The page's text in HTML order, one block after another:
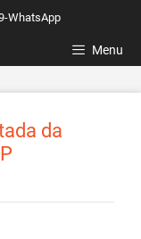
WhatsApp
Menu
da